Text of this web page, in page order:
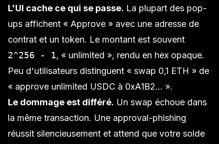
L'UI cache ce qui se passe. La plupart des pop-
ups affichent « Approve » avec une adresse de
contrat et un token. Le montant est souvent
2^256 - 1, « unlimited », rendu en hex opaque.
Peu d'utilisateurs distinguent « swap 0,1 ETH » de
« approve unlimited USDC à 0xA1B2… ».
Le dommage est différé. Un swap échoue dans
la même transaction. Une approval-phishing
réussit silencieusement et attend que votre solde